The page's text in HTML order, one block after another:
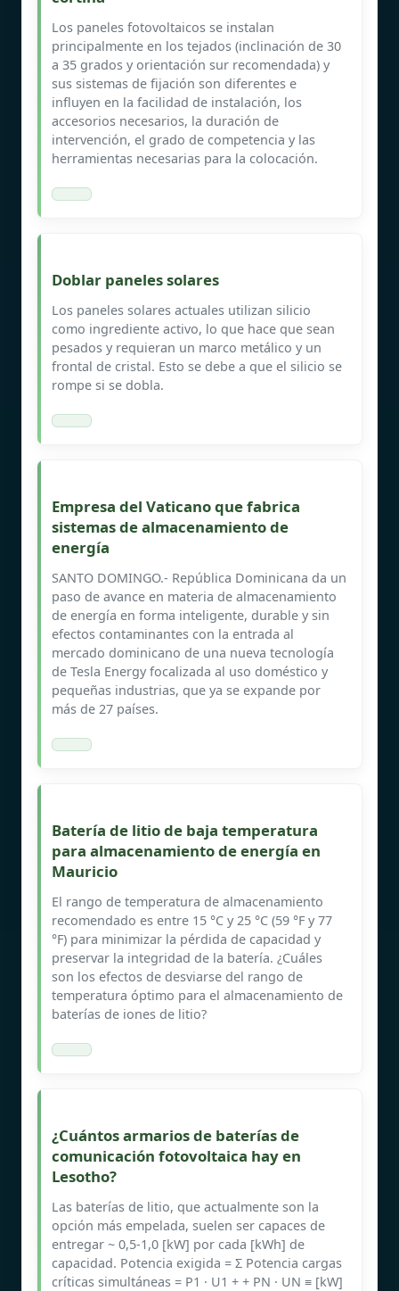
Los paneles fotovoltaicos se instalan
principalmente en los tejados (inclinación de 30
a 35 grados y orientación sur recomendada) y
sus sistemas de fijación son diferentes e
influyen en la facilidad de instalación, los
accesorios necesarios, la duración de
intervención, el grado de competencia y las
herramientas necesarias para la colocación.
Doblar paneles solares
Los paneles solares actuales utilizan silicio
como ingrediente activo, lo que hace que sean
pesados y requieran un marco metálico y un
frontal de cristal. Esto se debe a que el silicio se
rompe si se dobla.
Empresa del Vaticano que fabrica
sistemas de almacenamiento de
energía
SANTO DOMINGO.- República Dominicana da un
paso de avance en materia de almacenamiento
de energía en forma inteligente, durable y sin
efectos contaminantes con la entrada al
mercado dominicano de una nueva tecnología
de Tesla Energy focalizada al uso doméstico y
pequeñas industrias, que ya se expande por
más de 27 países.
Batería de litio de baja temperatura
para almacenamiento de energía en
Mauricio
El rango de temperatura de almacenamiento
recomendado es entre 15 °C y 25 °C (59 °F y 77
°F) para minimizar la pérdida de capacidad y
preservar la integridad de la batería. ¿Cuáles
son los efectos de desviarse del rango de
temperatura óptimo para el almacenamiento de
baterías de iones de litio?
¿Cuántos armarios de baterías de
comunicación fotovoltaica hay en
Lesotho?
Las baterías de litio, que actualmente son la
opción más empelada, suelen ser capaces de
entregar ~ 0,5-1,0 [kW] por cada [kWh] de
capacidad. Potencia exigida = Σ Potencia cargas
críticas simultáneas = P1 · U1 + + PN · UN ≡ [kW]